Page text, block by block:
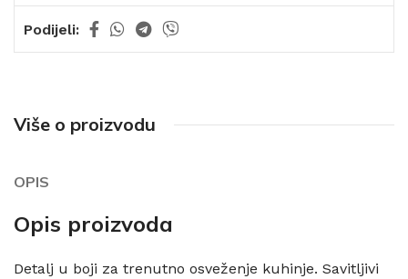
Podijeli:
Više o proizvodu
OPIS
Opis proizvoda
Detalj u boji za trenutno osveženje kuhinje. Savitljivi